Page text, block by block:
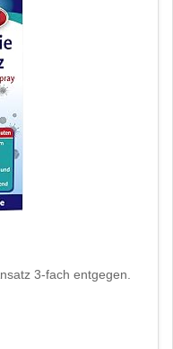
3-fach entgegen.